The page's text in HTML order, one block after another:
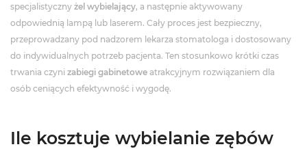
specjalistyczny żel wybielający, a następnie aktywowany
odpowiednią lampą lub laserem. Cały proces jest bezpieczny,
przeprowadzany pod nadzorem lekarza stomatologa i dostosowany
do indywidualnych potrzeb pacjenta. Ten stosunkowo krótki czas
trwania czyni zabiegi gabinetowe atrakcyjnym rozwiązaniem dla
osób ceniących efektywność i wygodę.
Ile kosztuje wybielanie zębów